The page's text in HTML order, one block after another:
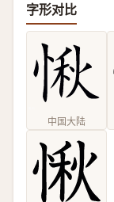
字形对比
中国大陆